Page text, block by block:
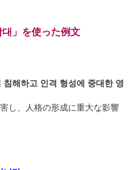
대」を使った例文
침해하고 인격 형성에 중대한 영
し、人格の形成に重大な影響